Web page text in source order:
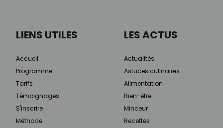
LIENS UTILES
Accueil
Programme
Tarifs
Témoignages
S'inscrire
Méthode
LES ACTUS
Actualités
Astuces culinaires
Alimentation
Bien-être
Minceur
Recettes